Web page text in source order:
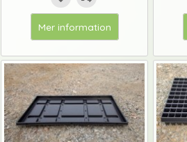
Mer information